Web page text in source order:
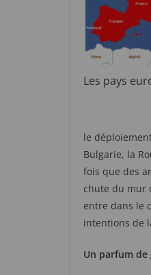
Les pays
le
Bulgarie, la
fois que des
chute du mur
entre dans le
intentions de
Un parfum